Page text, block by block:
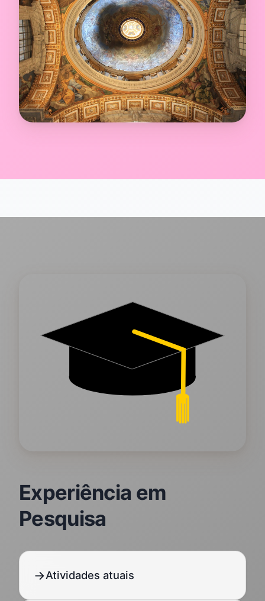
Experiência em
Pesquisa
Atividades atuais